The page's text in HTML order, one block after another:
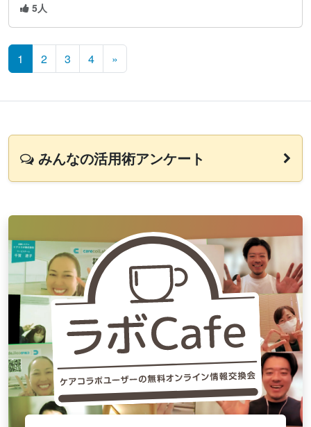
5人
投稿ナビゲーション
1 2 3 4 »
みんなの活用術アンケート